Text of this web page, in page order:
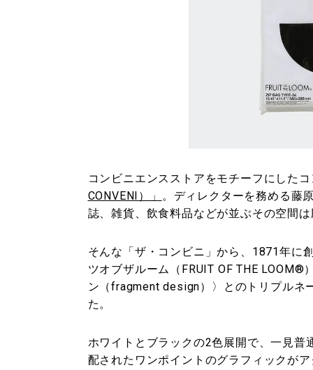
コンビニエンスストアをモチーフにした
CONVENI）」 。ディレクターを務める藤
誌、雑貨、飲食料品などが並ぶその空間
そんな「ザ・コンビニ」から、1871年に
ツオブザルーム（FRUIT OF THE
ン（fragment design）〉とのトリプルネ
た。
ホワイトとブラックの2色展開で、一見
配されたワンポイントのグラフィックが